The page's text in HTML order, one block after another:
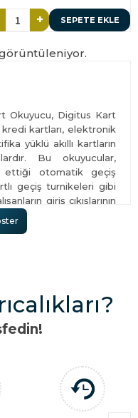
+ SEPETE EKLE
görüntüleniyor.
Okuyucu, Digitus Kart
kartları, elektronik
yüklü akıllı kartların
Bu okuyucular,
ettiği otomatik geçiş
geçiş turnikeleri gibi
giriş çıkışlarının
mesailer gibi çalışma
okuyucular, kartlardan
ardından
yapılması gereklidir.
Alanları
kadar geniş kullanım
alanı olarak da hemen
artışlar iş
kullanımı bu